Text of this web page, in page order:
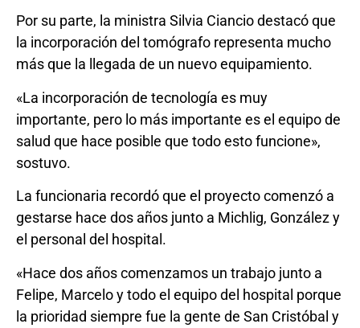
Por su parte, la ministra Silvia Ciancio destacó que
la incorporación del tomógrafo representa mucho
más que la llegada de un nuevo equipamiento.
«La incorporación de tecnología es muy
importante, pero lo más importante es el equipo de
salud que hace posible que todo esto funcione»,
sostuvo.
La funcionaria recordó que el proyecto comenzó a
gestarse hace dos años junto a Michlig, González y
el personal del hospital.
«Hace dos años comenzamos un trabajo junto a
Felipe, Marcelo y todo el equipo del hospital porque
la prioridad siempre fue la gente de San Cristóbal y